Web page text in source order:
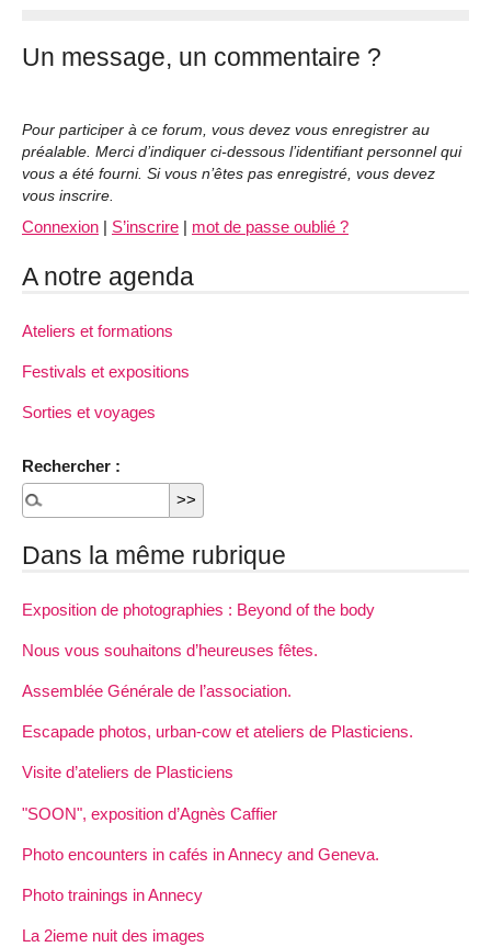
Un message, un commentaire ?
Pour participer à ce forum, vous devez vous enregistrer au
préalable. Merci d’indiquer ci-dessous l’identifiant personnel qui
vous a été fourni. Si vous n’êtes pas enregistré, vous devez
vous inscrire.
Connexion | S’inscrire | mot de passe oublié ?
A notre agenda
Ateliers et formations
Festivals et expositions
Sorties et voyages
Rechercher :
Dans la même rubrique
Exposition de photographies : Beyond of the body
Nous vous souhaitons d’heureuses fêtes.
Assemblée Générale de l’association.
Escapade photos, urban-cow et ateliers de Plasticiens.
Visite d’ateliers de Plasticiens
"SOON", exposition d’Agnès Caffier
Photo encounters in cafés in Annecy and Geneva.
Photo trainings in Annecy
La 2ieme nuit des images